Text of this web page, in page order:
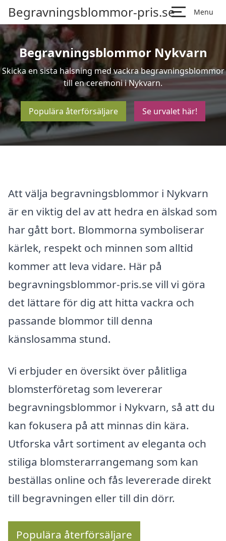
Begravningsblommor-pris.se Menu
Begravningsblommor Nykvarn
Skicka en sista hälsning med vackra begravningsblommor
till en ceremoni i Nykvarn.
Populära återförsäljare Se urvalet här!
Att välja begravningsblommor i Nykvarn
är en viktig del av att hedra en älskad som
har gått bort. Blommorna symboliserar
kärlek, respekt och minnen som alltid
kommer att leva vidare. Här på
begravningsblommor-pris.se vill vi göra
det lättare för dig att hitta vackra och
passande blommor till denna
känslosamma stund.
Vi erbjuder en översikt över pålitliga
blomsterföretag som levererar
begravningsblommor i Nykvarn, så att du
kan fokusera på att minnas din kära.
Utforska vårt sortiment av eleganta och
stiliga blomsterarrangemang som kan
beställas online och fås levererade direkt
till begravningen eller till din dörr.
Populära återförsäljare